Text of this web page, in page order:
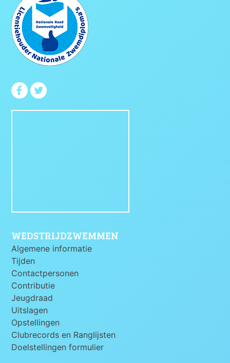
WEDSTRIJDZWEMMEN
Algemene informatie
Tijden
Contactpersonen
Contributie
Jeugdraad
Uitslagen
Opstellingen
Clubrecords en Ranglijsten
Doelstellingen formulier